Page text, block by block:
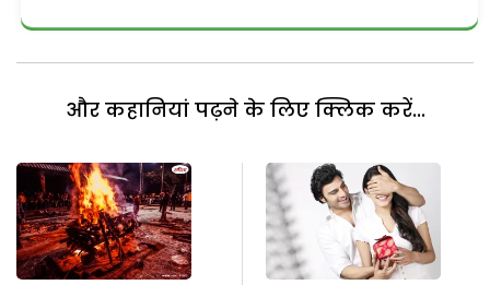
और कहानियां पढ़ने के लिए क्लिक करें...